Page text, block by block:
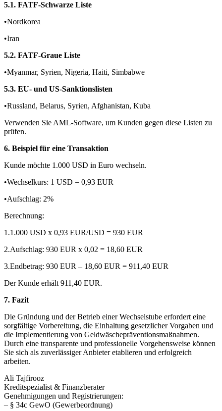
5.1. FATF-Schwarze Liste
•Nordkorea
•Iran
5.2. FATF-Graue Liste
•Myanmar, Syrien, Nigeria, Haiti, Simbabwe
5.3. EU- und US-Sanktionslisten
•Russland, Belarus, Syrien, Afghanistan, Kuba
Verwenden Sie AML-Software, um Kunden gegen diese Listen zu
prüfen.
6. Beispiel für eine Transaktion
Kunde möchte 1.000 USD in Euro wechseln.
•Wechselkurs: 1 USD = 0,93 EUR
•Aufschlag: 2%
Berechnung:
1.1.000 USD x 0,93 EUR/USD = 930 EUR
2.Aufschlag: 930 EUR x 0,02 = 18,60 EUR
3.Endbetrag: 930 EUR – 18,60 EUR = 911,40 EUR
Der Kunde erhält 911,40 EUR.
7. Fazit
Die Gründung und der Betrieb einer Wechselstube erfordert eine
sorgfältige Vorbereitung, die Einhaltung gesetzlicher Vorgaben und
die Implementierung von Geldwäschepräventionsmaßnahmen.
Durch eine transparente und professionelle Vorgehensweise können
Sie sich als zuverlässiger Anbieter etablieren und erfolgreich
arbeiten.
Ali Tajfirooz
Kreditspezialist & Finanzberater
Genehmigungen und Registrierungen:
– § 34c GewO (Gewerbeordnung)